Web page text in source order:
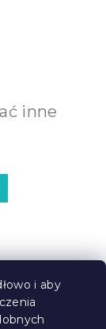
i aby
inne